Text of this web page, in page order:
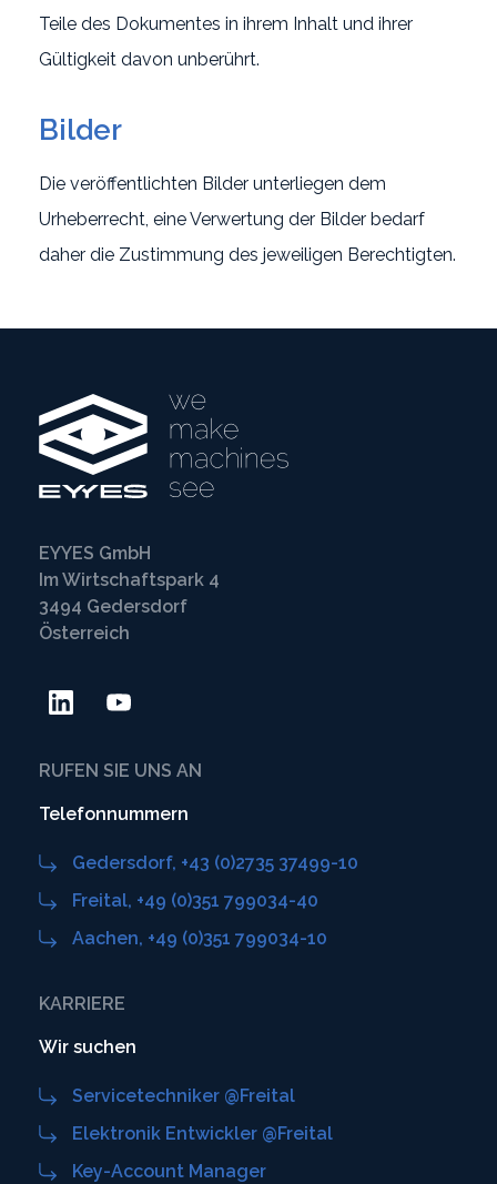
Teile des Dokumentes in ihrem Inhalt und ihrer
Gültigkeit davon unberührt.
Bilder
Die veröffentlichten Bilder unterliegen dem
Urheberrecht, eine Verwertung der Bilder bedarf
daher die Zustimmung des jeweiligen Berechtigten.
EYYES GmbH
Im Wirtschaftspark 4
3494 Gedersdorf
Österreich
RUFEN SIE UNS AN
Telefonnummern
Gedersdorf, +43 (0)2735 37499-10
Freital, +49 (0)351 799034-40
Aachen, +49 (0)351 799034-10
KARRIERE
Wir suchen
Servicetechniker @Freital
Elektronik Entwickler @Freital
Key-Account Manager